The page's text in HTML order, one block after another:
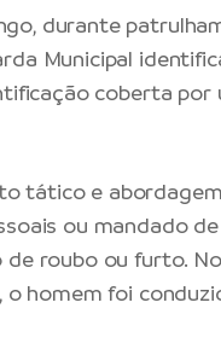
durante
Municipal
coberta por
tático e
ou mandado
roubo ou furto.
homem foi